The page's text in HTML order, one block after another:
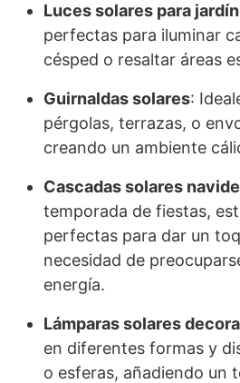
Luces solares para jardín
perfectas para iluminar
césped o resaltar áreas
Guirnaldas solares:
pérgolas, terrazas, o
creando un ambiente
Cascadas solares
temporada de fiestas,
perfectas para dar un
necesidad de
energía.
Lámparas solares
en diferentes formas y
o esferas, añadiendo un